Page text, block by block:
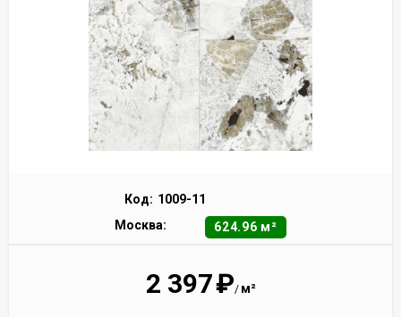
Код: 1009-11
Москва:
624.96 м²
2 397₽/ м²